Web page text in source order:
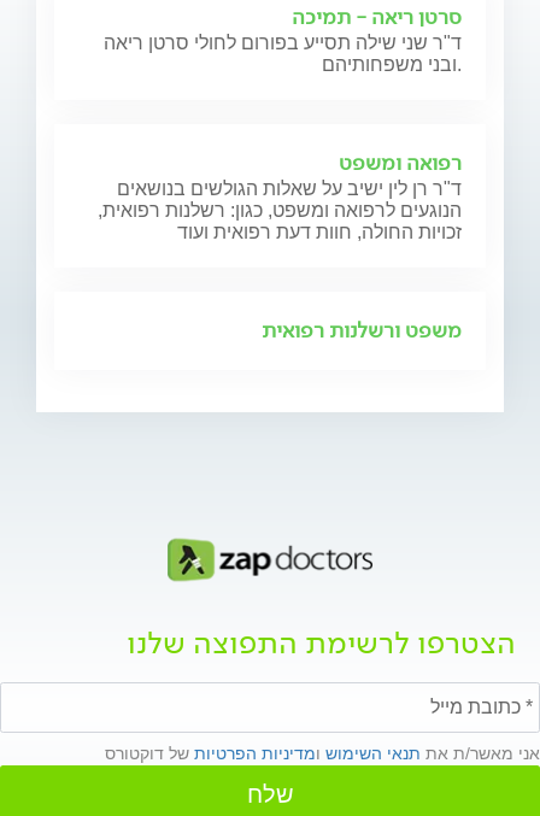
סרטן ריאה - תמיכה
ד"ר שני שילה תסייע בפורום לחולי סרטן ריאה
ובני משפחותיהם.
רפואה ומשפט
ד"ר רן לין ישיב על שאלות הגולשים בנושאים
הנוגעים לרפואה ומשפט, כגון: רשלנות רפואית,
זכויות החולה, חוות דעת רפואית ועוד
משפט ורשלנות רפואית
הצטרפו לרשימת התפוצה שלנו
אני מאשר/ת את תנאי השימוש ומדיניות הפרטיות של דוקטורס
שלח